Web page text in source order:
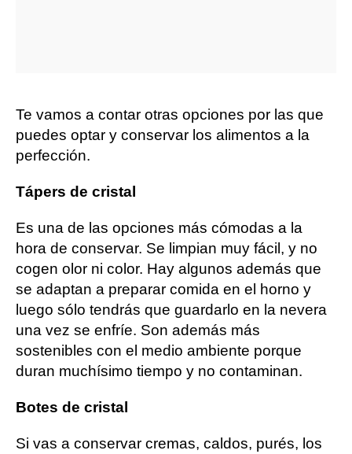
Te vamos a contar otras opciones por las que
puedes optar y conservar los alimentos a la
perfección.
Tápers de cristal
Es una de las opciones más cómodas a la
hora de conservar. Se limpian muy fácil, y no
cogen olor ni color. Hay algunos además que
se adaptan a preparar comida en el horno y
luego sólo tendrás que guardarlo en la nevera
una vez se enfríe. Son además más
sostenibles con el medio ambiente porque
duran muchísimo tiempo y no contaminan.
Botes de cristal
Si vas a conservar cremas, caldos, purés, los